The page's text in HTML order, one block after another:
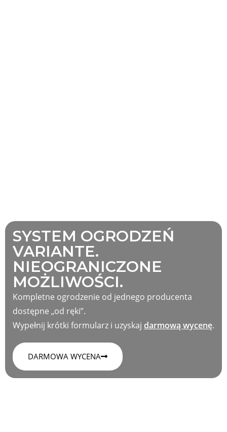
SYSTEM OGRODZEŃ
VARIANTE.
NIEOGRANICZONE
MOŻLIWOŚCI.
Kompletne ogrodzenie od jednego producenta
dostępne „od ręki”.
Wypełnij krótki formularz i uzyskaj darmową wycenę.
DARMOWA WYCENA